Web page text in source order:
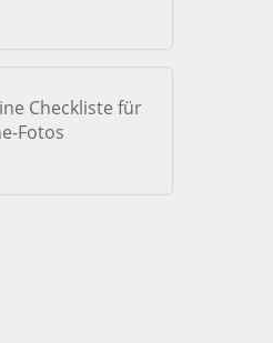
Checkliste für
Fotos